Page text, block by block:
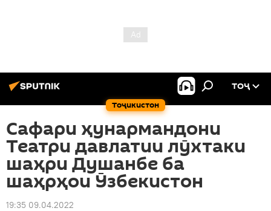
Тоҷикистон
ТОҶ
Сафари ҳунармандони
Театри давлатии лӯхтаки
шаҳри Душанбе ба
шаҳрҳои Ӯзбекистон
19:35 09.04.2022